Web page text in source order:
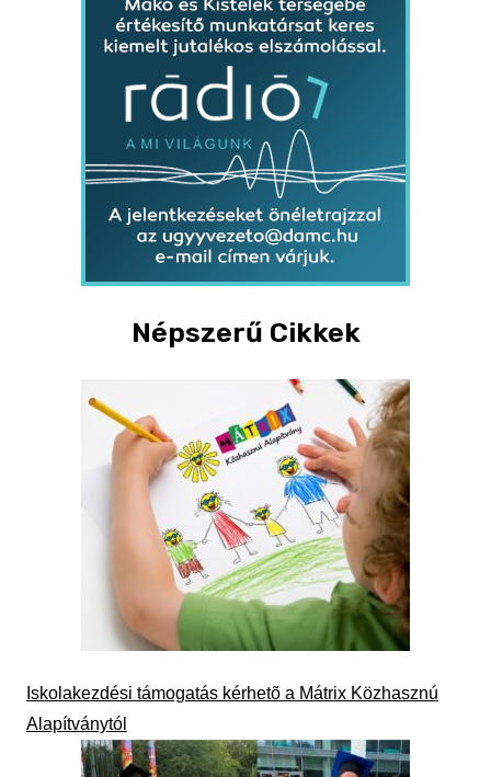
Népszerű Cikkek
Iskolakezdési támogatás kérhetõ a Mátrix Közhasznú
Alapítványtól